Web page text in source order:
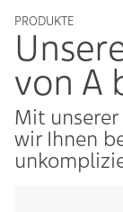
PRODUKTE
von A
Mit
wir Ihnen